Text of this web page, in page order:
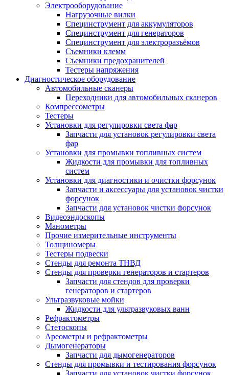
Электрооборудование
Нагрузочные вилки
Специнструмент для аккумуляторов
Специнструмент для генераторов
Специнструмент для электроразъёмов
Съемники клемм
Съемники предохранителей
Тестеры напряжения
Диагностическое оборудование
Автомобильные сканеры
Переходники для автомобильных сканеров
Компрессометры
Тестеры
Установки для регулировки света фар
Запчасти для установок регулировки света
фар
Установки для промывки топливных систем
Жидкости для промывки для топливных
систем
Установки для диагностики и очистки форсунок
Запчасти и аксессуары для установок чистки
форсунок
Запчасти для установок чистки форсунок
Видеоэндоскопы
Манометры
Прочие измерительные инструменты
Толщиномеры
Тестеры подвески
Стенды для ремонта ТНВД
Стенды для проверки генераторов и стартеров
Запчасти для стендов для проверки
генераторов и стартеров
Ультразвуковые мойки
Жидкости для ультразвуковых ванн
Рефрактометры
Стетоскопы
Ареометры и рефрактометры
Дымогенераторы
Запчасти для дымогенераторов
Стенды для промывки и тестирования форсунок
Запчасти для установок чистки форсунок